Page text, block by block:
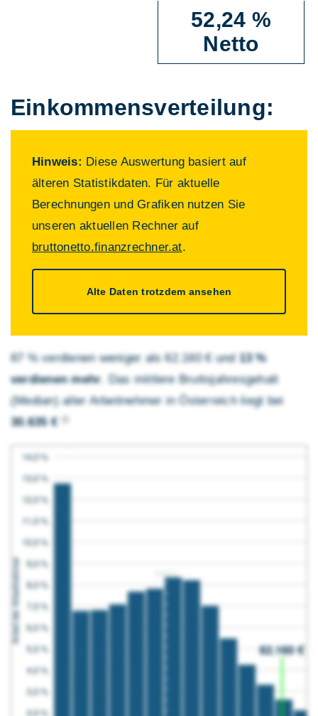
52,24 %
Netto
Einkommens­verteilung:
Hinweis: Diese Auswertung basiert auf
älteren Statistikdaten. Für aktuelle
Berechnungen und Grafiken nutzen Sie
unseren aktuellen Rechner auf
bruttonetto.finanzrechner.at.
Alte Daten trotzdem ansehen
87 % verdienen weniger als 62.160 € und 13 %
verdienen mehr . Das mittlere Brutto­jahres­gehalt
(Median) aller Arbeitnehmer in Österreich liegt bei
30.635 €